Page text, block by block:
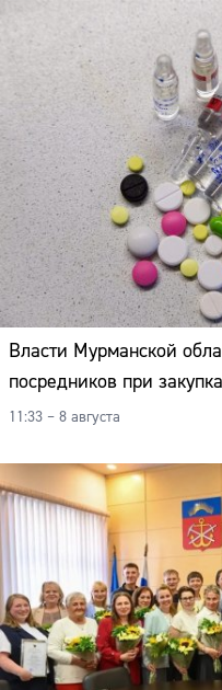
Власти Мурманской
посредников при
11:33 – 8 августа